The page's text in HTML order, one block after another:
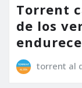
Torrent
de los
torrent al